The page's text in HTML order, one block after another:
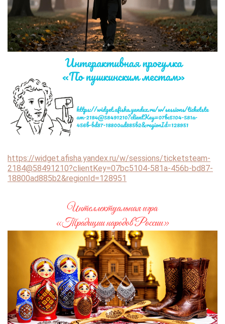
https://widget.afisha.yandex.ru/w/sessions/ticketsteam-
2184@58491210?clientKey=07bc5104-581a-456b-bd87-
18800ad885b2&regionId=128951